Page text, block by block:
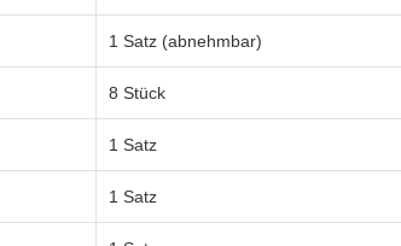
1 Satz (abnehmbar)
8 Stück
1 Satz
1 Satz